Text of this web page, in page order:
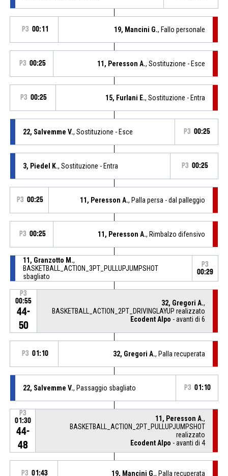
P3 00:11 19, Mancini G., Fallo personale
P3 00:25 11, Peresson A., Sostituzione - Esce
P3 00:25 15, Furlani E., Sostituzione - Entra
22, Salvemme V., Sostituzione - Esce P3 00:25
3, Piedel K., Sostituzione - Entra P3 00:25
P3 00:25 11, Peresson A., Palla persa - dal palleggio
P3 00:25 11, Peresson A., Rimbalzo difensivo
11, Granzotto M.,
BASKETBALL_ACTION_3PT_PULLUPJUMPSHOT
sbagliato
P3
00:29
P3
00:55
44-
50
32, Gregori A.,
BASKETBALL_ACTION_2PT_DRIVINGLAYUP realizzato
Ecodent Alpo - avanti di 6
P3 01:10 32, Gregori A., Palla recuperata
22, Salvemme V., Passaggio sbagliato P3 01:10
P3
01:30
44-
48
11, Peresson A.,
BASKETBALL_ACTION_2PT_PULLUPJUMPSHOT
realizzato
Ecodent Alpo - avanti di 4
P3 01:43 19, Mancini G., Palla recuperata